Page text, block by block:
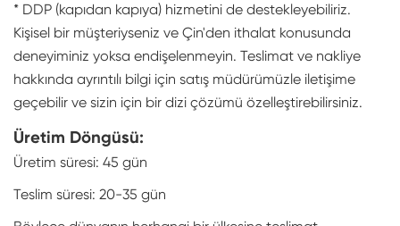
* DDP (kapıdan kapıya) hizmetini de destekleyebiliriz.
Kişisel bir müşteriyseniz ve Çin'den ithalat konusunda
deneyiminiz yoksa endişelenmeyin. Teslimat ve nakliye
hakkında ayrıntılı bilgi için satış müdürümüzle iletişime
geçebilir ve sizin için bir dizi çözümü özelleştirebilirsiniz.
Üretim Döngüsü:
Üretim süresi: 45 gün
Teslim süresi: 20-35 gün